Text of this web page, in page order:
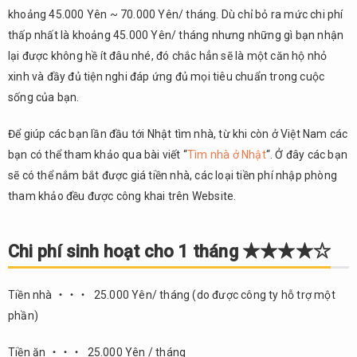
khoảng 45.000 Yên ~ 70.000 Yên/ tháng. Dù chỉ bỏ ra mức chi phí
thấp nhất là khoảng 45.000 Yên/ tháng nhưng những gì bạn nhận
lại được không hề ít đâu nhé, đó chắc hẳn sẽ là một căn hộ nhỏ
xinh và đầy đủ tiện nghi đáp ứng đủ mọi tiêu chuẩn trong cuộc
sống của bạn.
Để giúp các bạn lần đầu tới Nhật tìm nhà, từ khi còn ở Việt Nam các
bạn có thể tham khảo qua bài viết “Tìm nhà ở Nhật“. Ở đây các bạn
sẽ có thể nắm bắt được giá tiền nhà, các loại tiền phí nhập phòng
tham khảo đều được công khai trên Website.
Chi phí sinh hoạt cho 1 tháng ★★★★☆
Tiền nhà ・・・ 25.000 Yên/ tháng (do được công ty hỗ trợ một
phần)
Tiền ăn ・・・ 25.000 Yên / tháng